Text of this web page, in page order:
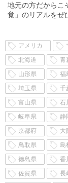
地元の方だからこ
覚」のリアルをぜ
アメリカ
北海道
青
山形県
福
埼玉県
千
富山県
石
岐阜県
静
京都府
大
鳥取県
島
徳島県
香
佐賀県
長